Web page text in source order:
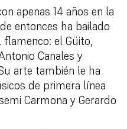
apenas 14 años en la
entonces ha bailado
el Güito,
Canales y
arte también le ha
de primera línea
Carmona y Gerardo